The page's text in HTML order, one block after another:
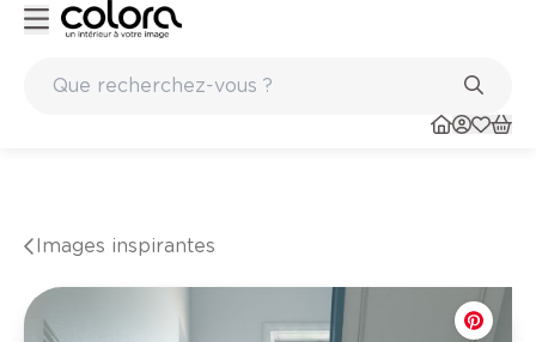
Images inspirantes